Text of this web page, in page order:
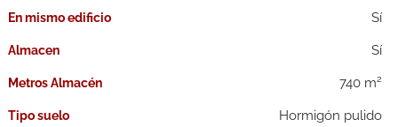
En mismo edificio
Almacen
Metros Almacén 740 m2
Tipo suelo Hormigón pulido